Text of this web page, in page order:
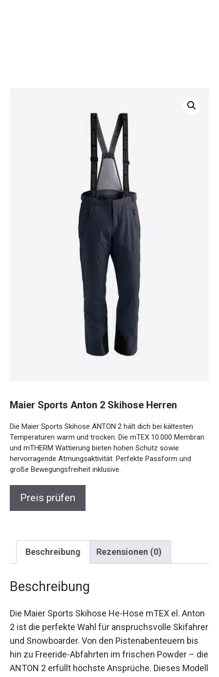
Temperaturen warm und trocken. Die mTEX 10.000
Membran und mTHERM Wattierung bieten hohen Schutz
sowie hervorragende Atmungsaktivität. Perfekte Passform
und große Bewegungsfreiheit inklusive.
Preis prüfen
Beschreibung Rezensionen (0)
Anton 2 ist die perfekte Wahl für anspruchsvolle
Skifahrer und Snowboarder. Von den
Pistenabenteuern bis hin zu Freeride-Abfahrten
im frischen Powder – die ANTON 2 erfüllt
höchste Ansprüche. Dieses Modell hat sich über